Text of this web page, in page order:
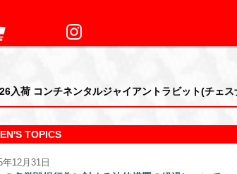
入荷 コンチネンタルジャイアントラビット(チェス
TOPICS
2026年07月17日